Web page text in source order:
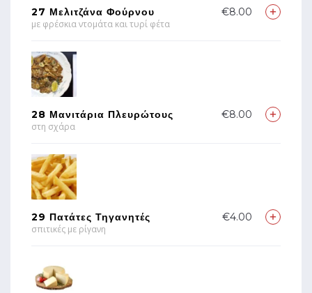
27 Μελιτζάνα Φούρνου
με φρέσκια ντομάτα και τυρί φέτα
€8.00
28 Μανιτάρια Πλευρώτους
στη σχάρα
€8.00
29 Πατάτες Τηγανητές
σπιτικές με ρίγανη
€4.00